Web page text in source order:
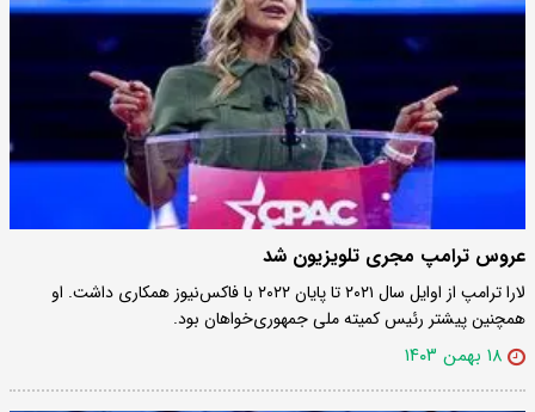
عروس ترامپ مجری تلویزیون شد
لارا ترامپ از اوایل سال ۲۰۲۱ تا پایان ۲۰۲۲ با فاکس‌نیوز همکاری داشت. او
همچنین پیشتر رئیس کمیته ملی جمهوری‌خواهان بود.
۱۸ بهمن ۱۴۰۳